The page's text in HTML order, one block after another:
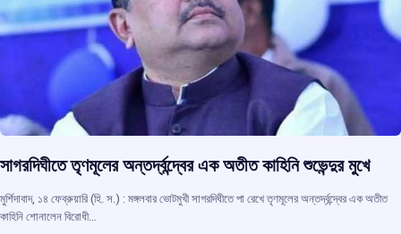
সাগরদিঘীতে তৃণমূলের অন্তর্দ্বন্দ্বের এক অতীত কাহিনি শুভেন্দুর মুখে
মুর্শিদাবাদ, ১৪ ফেব্রুয়ারি (হি. স.) : মঙ্গলবার ভোটমুখী সাগরদিঘীতে পা রেখে তৃণমূলের অন্তর্দ্বন্দ্বের এক অতীত
কাহিনি শোনালেন বিরোধী…